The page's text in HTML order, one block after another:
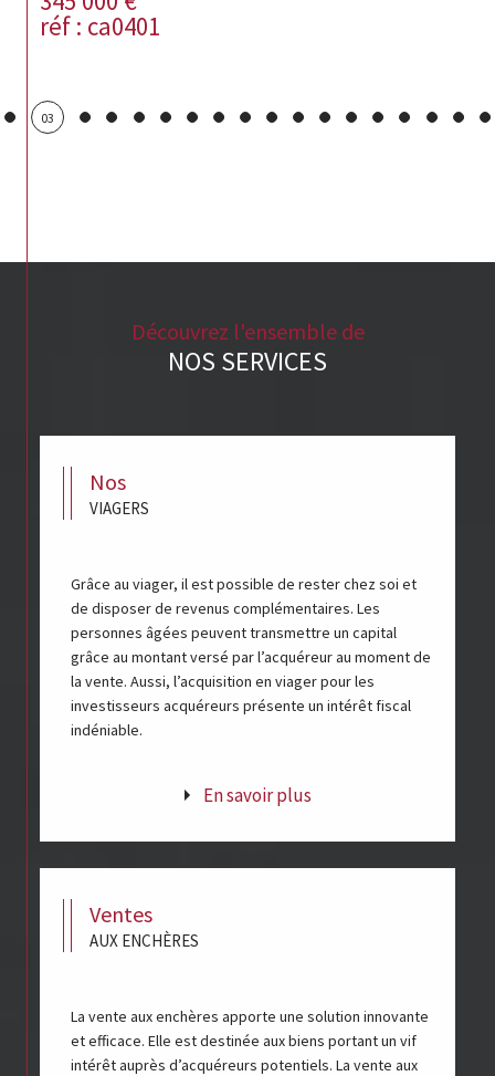
réf : ca0401
03
Découvrez l'ensemble de
NOS SERVICES
nos
VIAGERS
Grâce au viager, il est possible de rester chez soi et
de disposer de revenus complémentaires. Les
personnes âgées peuvent transmettre un capital
grâce au montant versé par l’acquéreur au moment de
la vente. Aussi, l’acquisition en viager pour les
investisseurs acquéreurs présente un intérêt fiscal
indéniable.
En savoir plus
ventes
AUX ENCHÈRES
La vente aux enchères apporte une solution innovante
et efficace. Elle est destinée aux biens portant un vif
intérêt auprès d’acquéreurs potentiels. La vente aux